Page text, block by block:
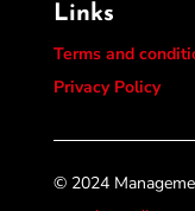
Links
Terms and
Privacy Policy
© 2024